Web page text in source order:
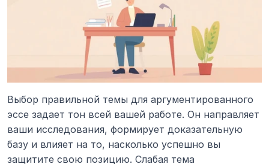
Выбор правильной темы для аргументированного
эссе задает тон всей вашей работе. Он направляет
ваши исследования, формирует доказательную
базу и влияет на то, насколько успешно вы
защитите свою позицию. Слабая тема